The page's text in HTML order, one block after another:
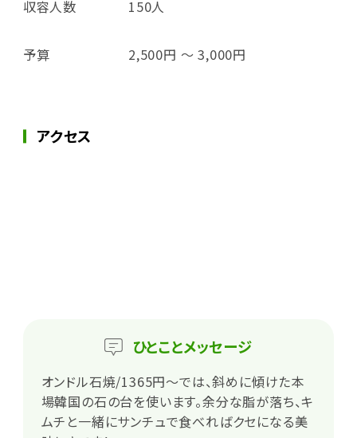
収容人数 150人
予算 2,500円 ～ 3,000円
アクセス
ひとことメッセージ
オンドル石焼/1365円～では、斜めに傾けた本
場韓国の石の台を使います。余分な脂が落ち、キ
ムチと一緒にサンチュで食べればクセになる美